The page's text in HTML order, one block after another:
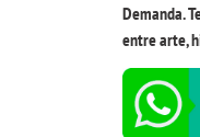
Demanda.
entre arte,